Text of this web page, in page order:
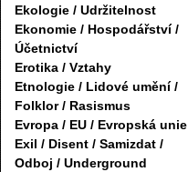
Ekologie / Udržitelnost
Ekonomie / Hospodářství /
Účetnictví
Erotika / Vztahy
Etnologie / Lidové umění /
Folklor / Rasismus
Evropa / EU / Evropská unie
Exil / Disent / Samizdat /
Odboj / Underground